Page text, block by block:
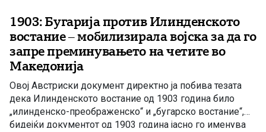
1903: Бугарија против Илинденското
востание – мобилизирала војска за да го
запре преминувањето на четите во
Македонија
Овој Австриски документ директно ја побива тезата
дека Илинденското востание од 1903 година било
„илинденско-преображенско“ и „бугарско востание“,
бидејќи документот од 1903 година јасно го именува